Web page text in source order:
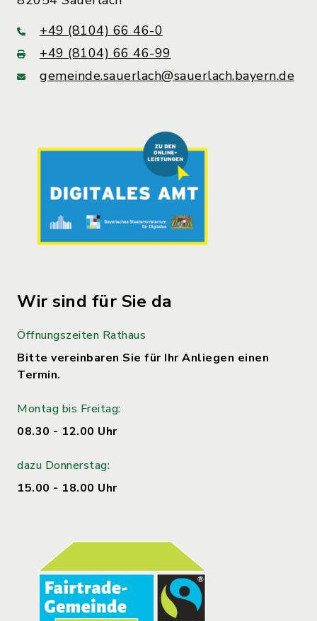
+49 (8104) 66 46-0
+49 (8104) 66 46-99
gemeinde.sauerlach@sauerlach.bayern.de
Wir sind für Sie da
Öffnungszeiten Rathaus
Bitte vereinbaren Sie für Ihr Anliegen einen
Termin.
Montag bis Freitag:
08.30 - 12.00 Uhr
dazu Donnerstag:
15.00 - 18.00 Uhr